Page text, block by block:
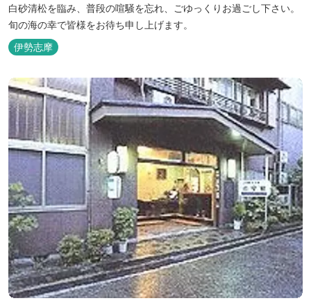
白砂清松を臨み、普段の喧騒を忘れ、ごゆっくりお過ごし下さい。
旬の海の幸で皆様をお待ち申し上げます。
伊勢志摩